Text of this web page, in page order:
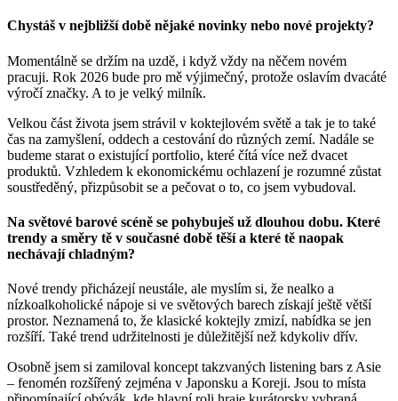
Chystáš v nejbližší době nějaké novinky nebo nové projekty?
Momentálně se držím na uzdě, i když vždy na něčem novém
pracuji. Rok 2026 bude pro mě výjimečný, protože oslavím dvacáté
výročí značky. A to je velký milník.
Velkou část života jsem strávil v koktejlovém světě a tak je to také
čas na zamyšlení, oddech a cestování do různých zemí. Nadále se
budeme starat o existující portfolio, které čítá více než dvacet
produktů. Vzhledem k ekonomickému ochlazení je rozumné zůstat
soustředěný, přizpůsobit se a pečovat o to, co jsem vybudoval.
Na světové barové scéně se pohybuješ už dlouhou dobu. Které
trendy a směry tě v současné době těší a které tě naopak
nechávají chladným?
Nové trendy přicházejí neustále, ale myslím si, že nealko a
nízkoalkoholické nápoje si ve světových barech získají ještě větší
prostor. Neznamená to, že klasické koktejly zmizí, nabídka se jen
rozšíří. Také trend udržitelnosti je důležitější než kdykoliv dřív.
Osobně jsem si zamiloval koncept takzvaných listening bars z Asie
– fenomén rozšířený zejména v Japonsku a Koreji. Jsou to místa